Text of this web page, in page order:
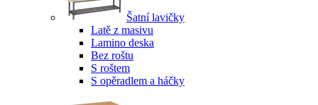
Šatní lavičky
Latě z masivu
Lamino deska
Bez roštu
S roštem
S opěradlem a háčky